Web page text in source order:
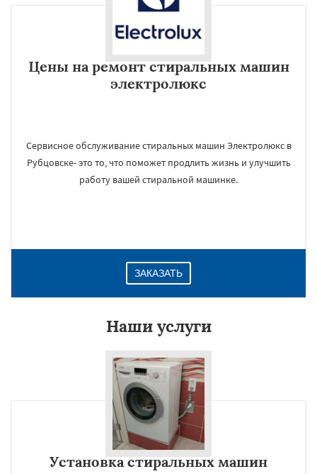
Цены на ремонт стиральных машин
электролюкс
Сервисное обслуживание стиральных машин Электролюкс в
Рубцовске- это то, что поможет продлить жизнь и улучшить
работу вашей стиральной машинке.
ЗАКАЗАТЬ
Наши услуги
Установка стиральных машин
Даю согласие на обработку персональных данных